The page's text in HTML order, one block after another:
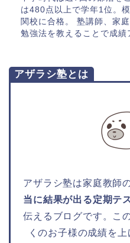
は480点以上で学年1位。
関校に合格。 塾講師、家
勉強法を教えることで成績
アザラシ塾とは
アザラシ塾は家庭教師
当に結果が出る定期テ
伝えるブログです。こ
くのお子様の成績を